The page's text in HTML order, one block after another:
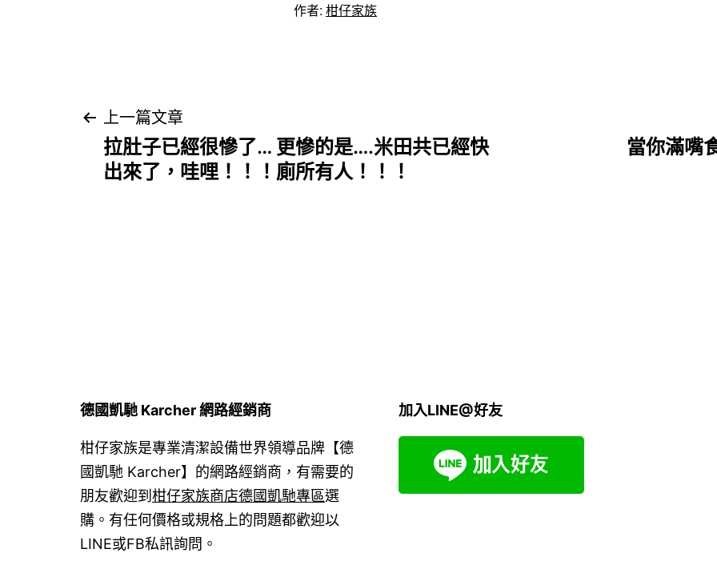
作者: 柑仔家族
文
章
上一篇文章
拉肚子已經很慘了… 更慘的是….米田共已經快
出來了，哇哩！！！廁所有人！！！
當你滿嘴
德國凱馳 Karcher 網路經銷商
柑仔家族是專業清潔設備世界領導品牌【德
國凱馳 Karcher】的網路經銷商，有需要的
朋友歡迎到 柑仔家族商店德國凱馳專區選
購。有任何價格或規格上的問題都歡迎以
LINE或FB私訊詢問。
加入LINE@好友